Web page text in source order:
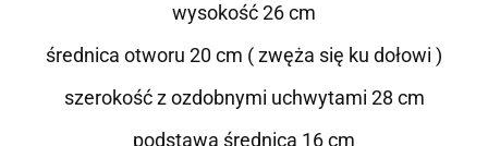
wysokość 26 cm
średnica otworu 20 cm ( zwęża się ku dołowi )
szerokość z ozdobnymi uchwytami 28 cm
podstawa średnica 16 cm